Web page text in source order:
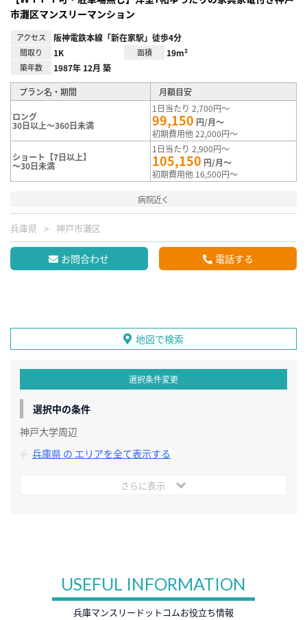
市灘区マンスリーマンション
アクセス 阪神電鉄本線「新在家駅」徒歩4分
間取り 1K 面積 19m²
築年数 1987年 12月 築
プラン名・期間 月額目安
ロング
30日以上～360日未満
1日当たり 2,700円～
99,150 円/月～
初期費用他 22,000円～
ショート【7日以上】
～30日未満
1日当たり 2,900円～
105,150 円/月～
初期費用他 16,500円～
病院近く
兵庫県 神戸市灘区
お問合わせ 電話する
地図で検索
選択条件変更
選択中の条件
神戸大学周辺
兵庫県 の エリアを全て表示する
さらに表示
USEFUL INFORMATION
兵庫マンスリードットコムお役立ち情報